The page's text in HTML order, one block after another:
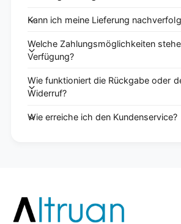
Kann ich meine Lieferung
Welche Zahlungsmöglichkeiten
Verfügung?
Wie funktioniert die Rückgabe oder
Widerruf?
Wie erreiche ich den Kundenservice?